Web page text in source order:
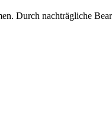
Durch nachträgliche